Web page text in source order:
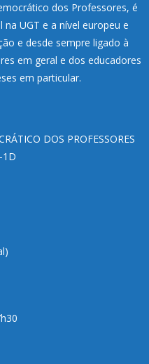
dos Professores, é
UGT e a nível europeu e
e desde sempre ligado à
em geral e dos educadores
em particular.
DOS PROFESSORES
1D